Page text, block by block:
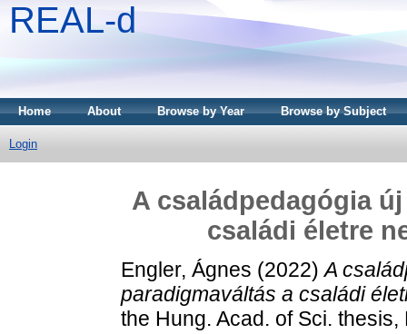
REAL-d
Home About Browse by Year Browse by Subject
Login
A családpedagógia
családi életre
Engler, Ágnes (2022)A
paradigmaváltás a családi
the Hung. Acad. of Sci. thesis,